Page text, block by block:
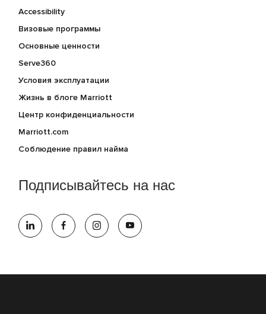
Accessibility
Визовые программы
Основные ценности
Serve360
Условия эксплуатации
Жизнь в блоге Marriott
Центр конфиденциальности
Marriott.com
Соблюдение правил найма
Подписывайтесь на нас